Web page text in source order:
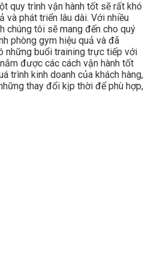
quy trình vận hành tốt sẽ rất khó
và phát triển lâu dài. Với nhiều
chúng tôi sẽ mang đến cho quý
phòng gym hiệu quả và đã
những buổi training trực tiếp với
được các cách vận hành tốt
trình kinh doanh của khách hàng,
thay đổi kịp thời để phù hợp,